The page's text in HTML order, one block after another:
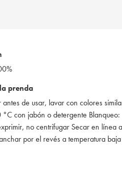
prenda
antes de usar, lavar con colores
°C con jabón o detergente
no centrifugar Secar en línea
por el revés a temperatura